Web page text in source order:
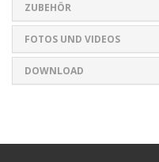
ZUBEHÖR
FOTOS UND VIDEOS
DOWNLOAD